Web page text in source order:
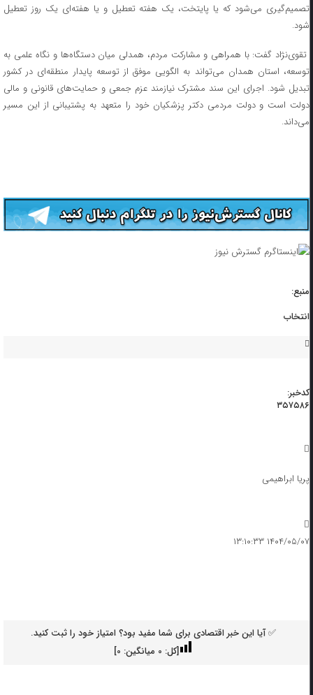
تصمیم‌گیری می‌شود که یا پایتخت، یک هفته تعطیل و یا هفته‌ای یک روز تعطیل
شود.
تقوی‌نژاد گفت: با همراهی و مشارکت مردم، همدلی میان دستگاه‌ها و نگاه علمی به
توسعه، استان همدان می‌تواند به الگویی موفق از توسعه پایدار منطقه‌ای در کشور
تبدیل شود. اجرای این سند مشترک نیازمند عزم جمعی و حمایت‌های قانونی و مالی
دولت است و دولت مردمی دکتر پزشکیان خود را متعهد به پشتیبانی از این مسیر
می‌داند.
منبع:
انتخاب
کدخبر:
۳۵۷۵۸۶
پریا ابراهیمی
۱۴۰۴/۰۵/۰۷ ۱۳:۱۰:۳۳
✅ آیا این خبر اقتصادی برای شما مفید بود؟ امتیاز خود را ثبت کنید.
[کل: 0میانگین: 0
]